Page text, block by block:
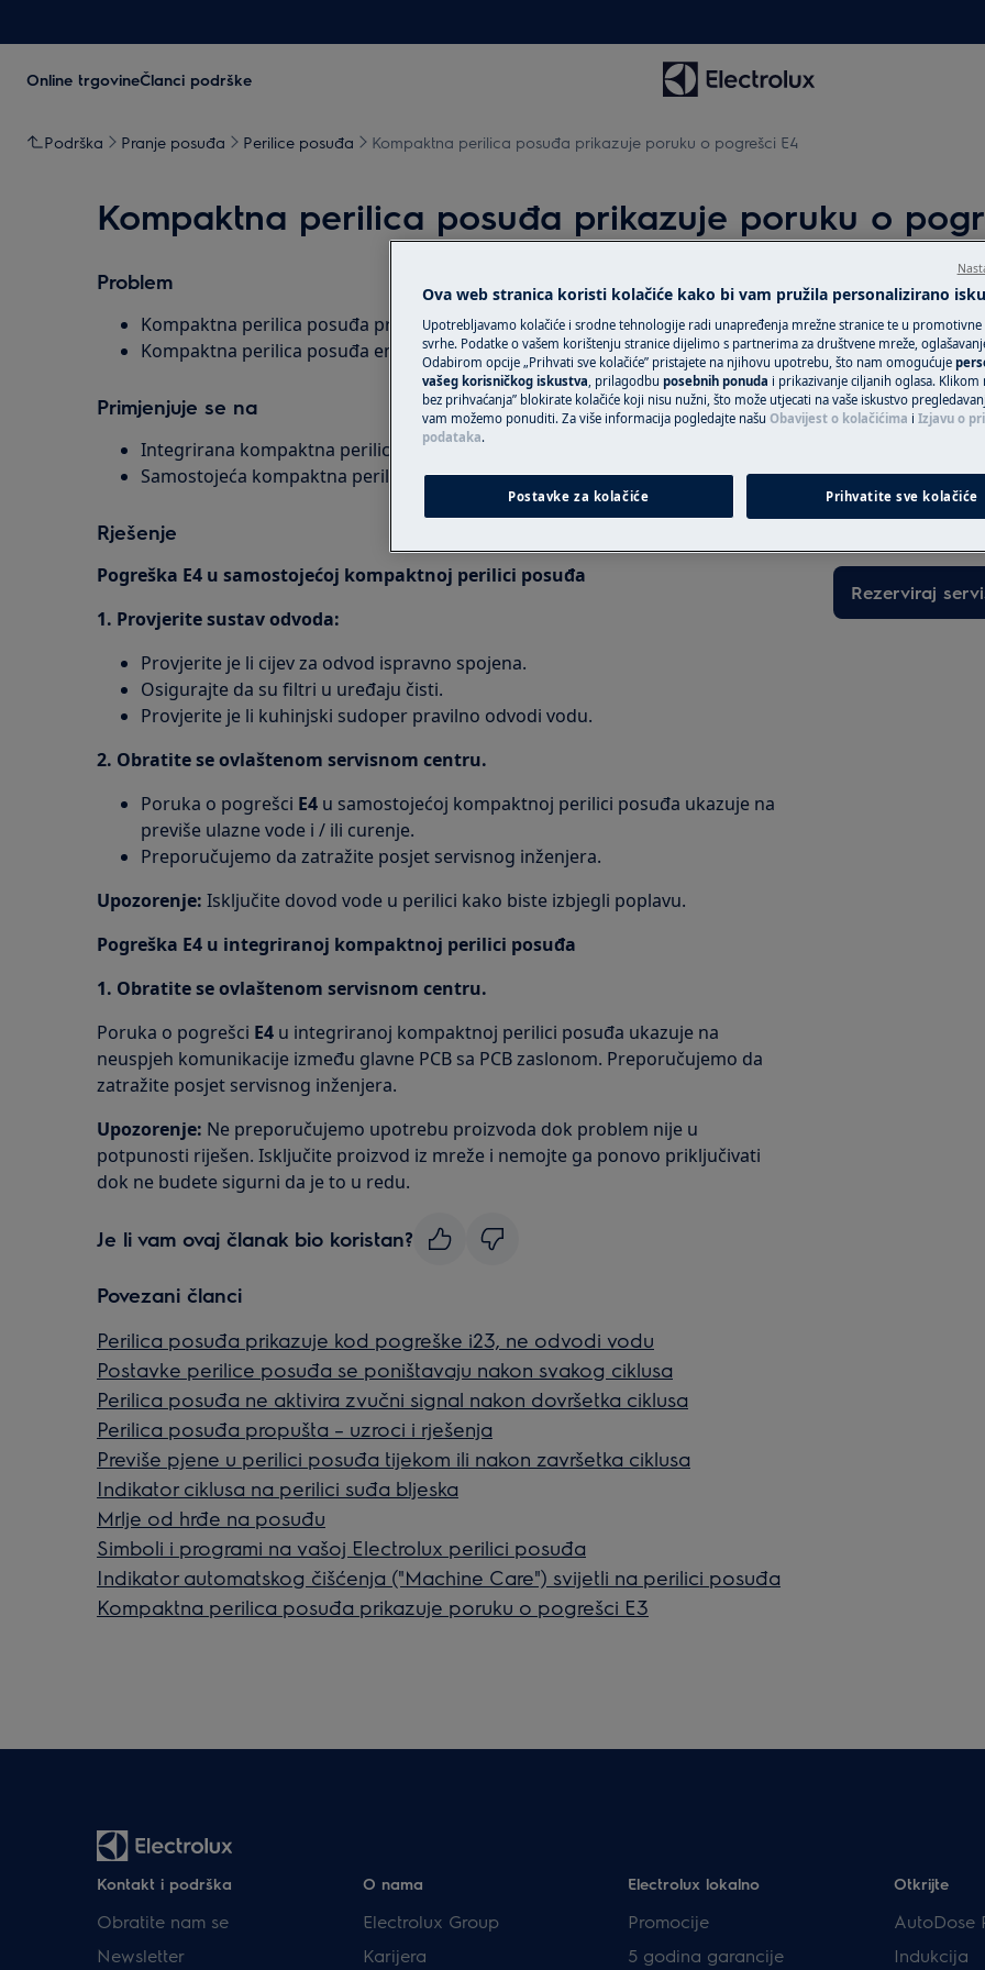
Online trgovineČlanci podrške
Podrška Pranje posuđa Perilice posuđa Kompaktna perilica posuđa prikazuje poruku o pogrešci E4
Kompaktna perilica posuđa prikazuje poruku o
Problem
Kompaktna perilica posuđa prikazuje poruku o pogrešciE4
Kompaktna perilica posuđa emitira zvučni signal otprilike 30 sekundi
Primjenjuje se na
Integrirana kompaktna perilica posuđa
Samostojeća kompaktna perilica posuđa
Rješenje
Pogreška E4 u samostojećoj kompaktnoj perilici posuđa
1. Provjerite sustav odvoda:
Provjerite je li cijev za odvod ispravno spojena.
Osigurajte da su filtri u uređaju čisti.
Provjerite je li kuhinjski sudoper pravilno odvodi vodu.
2. Obratite se ovlaštenom servisnom centru.
Poruka o pogrešci E4 u samostojećoj kompaktnoj perilici posuđa ukazuje na
previše ulazne vode i / ili curenje.
Preporučujemo da zatražite posjet servisnog inženjera.
Upozorenje: Isključite dovod vode u perilici kako biste izbjegli poplavu.
Pogreška E4 u integriranoj kompaktnoj perilici posuđa
1. Obratite se ovlaštenom servisnom centru.
Poruka o pogrešci E4 u integriranoj kompaktnoj perilici posuđa ukazuje na
neuspjeh komunikacije između glavne PCB sa PCB zaslonom. Preporučujemo da
zatražite posjet servisnog inženjera.
Upozorenje: Ne preporučujemo upotrebu proizvoda dok problem nije u
potpunosti riješen. Isključite proizvod iz mreže i nemojte ga ponovo priključivati
dok ne budete sigurni da je to u redu.
Je li vam ovaj članak bio koristan?
Povezani članci
Perilica posuđa prikazuje kod pogreške i23, ne odvodi vodu
Postavke perilice posuđa se poništavaju nakon svakog ciklusa
Perilica posuđa ne aktivira zvučni signal nakon dovršetka ciklusa
Perilica posuđa propušta – uzroci i rješenja
Previše pjene u perilici posuđa tijekom ili nakon završetka ciklusa
Indikator ciklusa na perilici suđa bljeska
Mrlje od hrđe na posuđu
Simboli i programi na vašoj Electrolux perilici posuđa
Indikator automatskog čišćenja ("Machine Care") svijetli na perilici posuđa
Kompaktna perilica posuđa prikazuje poruku o pogrešci E3
Zatražite
Povjerite svoj
tehničarima i
uslugu za svoj
uslugu „Fiksna
uređaje van
jedinstven plan
intervenciju po
Rezerviraj
Kontakt i podrška
Obratite nam se
Newsletter
O nama
Electrolux Group
Karijera
Electrolux lokalno
Promocije
5 godina garancije
Otkrijte
AutoDose
Indukcija
Ova web stranica koristi kolačiće kako bi vam pružila personalizirano
Upotrebljavamo kolačiće i srodne tehnologije radi unapređenja mrežne stranice te u
svrhe. Podatke o vašem korištenju stranice dijelimo s partnerima za društvene mreže,
Odabirom opcije „Prihvati sve kolačiće” pristajete na njihovu upotrebu, što nam omogućuje
vašeg korisničkog iskustva , prilagodbu posebnih ponuda i prikazivanje ciljanih oglasa. Klikom
bez prihvaćanja” blokirate kolačiće koji nisu nužni, što može utjecati na vaše iskustvo
vam možemo ponuditi. Za više informacija pogledajte našu Obavijest o kolačićima i Izjavu o
podataka.
Postavke za kolačiće Prihvatite sve kolačiće